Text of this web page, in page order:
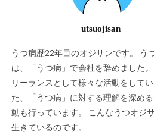
utsuojisan
うつ病歴22年目のオジサンです。 う
は、「うつ病」で会社を辞めました
リーランスとして様々な活動をして
た、「うつ病」に対する理解を深め
動も行っています。 こんなうつオジ
生きているのです。